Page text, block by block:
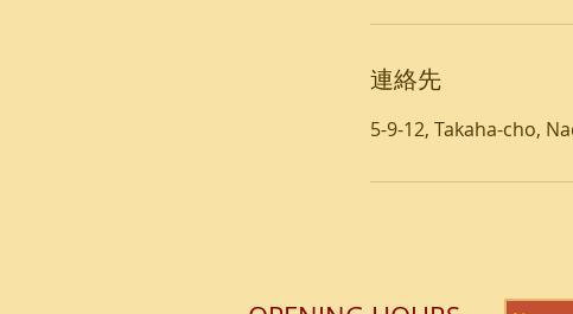
連絡先
5-9-12, Takaha-cho,